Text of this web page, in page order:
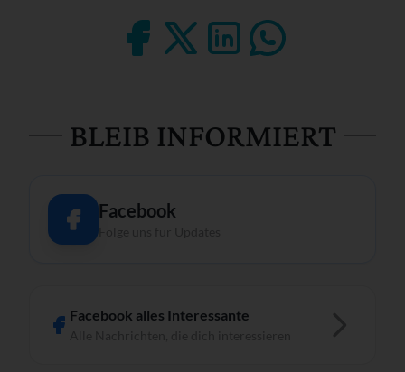
BLEIB INFORMIERT
Facebook
Facebook alles Interessante